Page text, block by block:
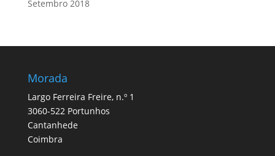
Setembro 2018
Morada
Largo Ferreira Freire, n.º 1
3060-522 Portunhos
Cantanhede
Coimbra